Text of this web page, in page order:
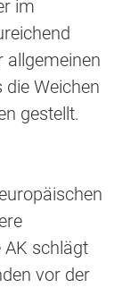
im
allgemeinen
Weichen
gestellt.
schlägt
vor der